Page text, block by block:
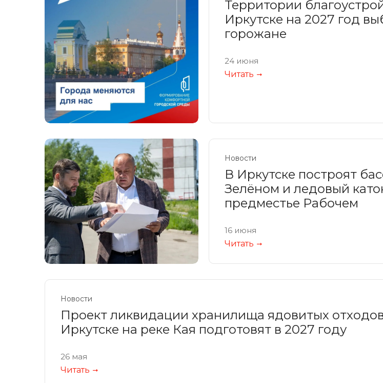
Территории
Иркутске на 2027 год
горожане
24 июня
Читать
Новости
В Иркутске построят
Зелёном и ледовый
предместье Рабочем
16 июня
Читать
Новости
Проект ликвидации хранилища ядовитых
Иркутске на реке Кая подготовят в 2027 году
26 мая
Читать